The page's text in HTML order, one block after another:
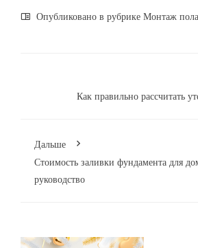
Опубликовано в рубрике Монтаж пола
Как правильно рассчитать
Дальше
Стоимость заливки фундамента для
руководство